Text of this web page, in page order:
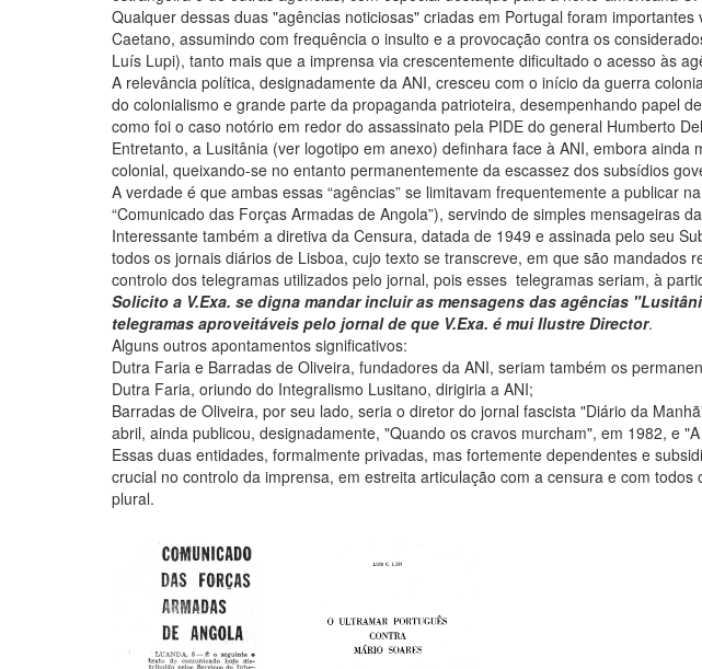
Qualquer dessas duas "agências noticiosas" criadas em Portugal foram
Caetano, assumindo com frequência o insulto e a provocação contra os
Luís Lupi), tanto mais que a imprensa via crescentemente dificultado o acesso às
A relevância política, designadamente da ANI, cresceu com o início da guerra
do colonialismo e grande parte da propaganda patrioteira, desempenhando papel
como foi o caso notório em redor do assassinato pela PIDE do general Humberto
Entretanto, a Lusitânia (ver logotipo em anexo) definhara face à ANI, embora ainda
colonial, queixando-se no entanto permanentemente da escassez dos subsídios
A verdade é que ambas essas “agências” se limitavam frequentemente a publicar
“Comunicado das Forças Armadas de Angola”), servindo de simples mensageiras
Interessante também a diretiva da Censura, datada de 1949 e assinada pelo seu
todos os jornais diários de Lisboa, cujo texto se transcreve, em que são mandados
controlo dos telegramas utilizados pelo jornal, pois esses telegramas seriam, à
Solicito a V.Exa. se digna mandar incluir as mensagens das agências
telegramas aproveitáveis pelo jornal de que V.Exa. é mui Ilustre Director.
Alguns outros apontamentos significativos:
Dutra Faria e Barradas de Oliveira, fundadores da ANI, seriam também os
Dutra Faria, oriundo do Integralismo Lusitano, dirigiria a ANI;
Barradas de Oliveira, por seu lado, seria o diretor do jornal fascista "Diário da
abril, ainda publicou, designadamente, "Quando os cravos murcham", em 1982, e
Essas duas entidades, formalmente privadas, mas fortemente dependentes e
crucial no controlo da imprensa, em estreita articulação com a censura e com
plural.